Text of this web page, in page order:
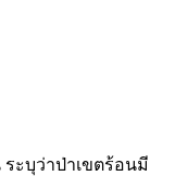
ระบุว่าป่าเขตร้อนมี